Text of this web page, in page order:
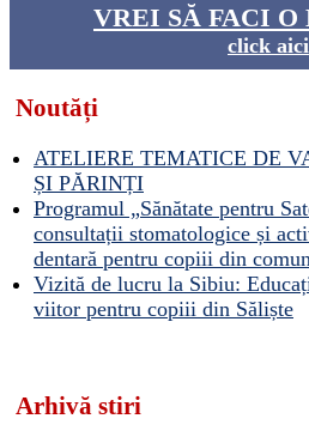
VREI SĂ FACI O
click aici
Noutăți
ATELIERE TEMATICE DE
ȘI PĂRINȚI
Programul „Sănătate pentru
consultații stomatologice și
dentară pentru copiii din
Vizită de lucru la Sibiu:
viitor pentru copiii din Săliște
Arhivă stiri